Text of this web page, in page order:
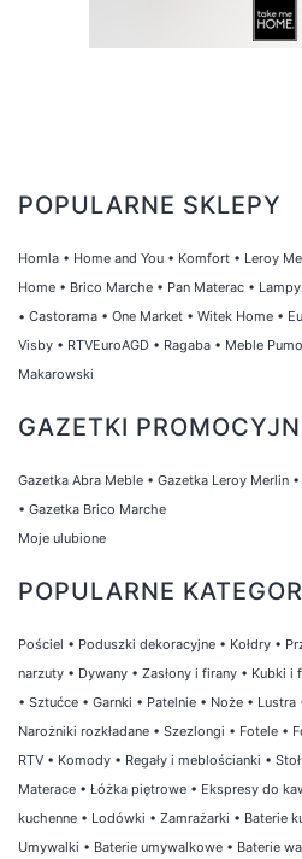
POPULARNE SKLEPY
Homla • Home and You • Komfort • Leroy
Home • Brico Marche • Pan Materac •
• Castorama • One Market • Witek Home •
Visby • RTVEuroAGD • Ragaba • Meble Pumo
Makarowski
GAZETKI
Gazetka Abra Meble • Gazetka Leroy Merlin •
• Gazetka Brico Marche
Moje ulubione
POPULARNE
Pościel • Poduszki dekoracyjne • Kołdry •
narzuty • Dywany • Zasłony i firany • Kubki i
• Sztućce • Garnki • Patelnie • Noże • Lustra
Narożniki rozkładane • Szezlongi • Fotele •
RTV • Komody • Regały i meblościanki •
Materace • Łóżka piętrowe • Ekspresy do
kuchenne • Lodówki • Zamrażarki • Baterie
Umywalki • Baterie umywalkowe • Baterie